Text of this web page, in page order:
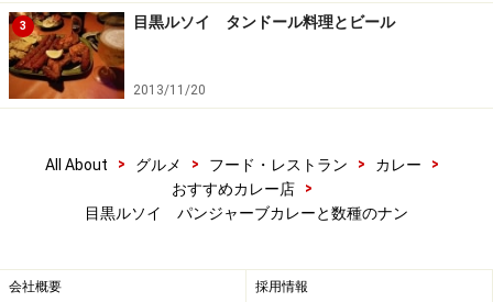
逃せないカレー3品、チリマトンは限定カレ
ー、無いときはチリチキンを
ダルマクニはウルド豆とラジマ豆をバターとミルクで仕
上げたカレーです。ダルマッカニーのというメニュー名
カニーという名はバターのブランド名からきていると聞
3 目黒ルソイ タンドール料理とビール
2013/11/20
All About > グルメ > フード・レストラン > カレー
>
おすすめカレー店
>
目黒ルソイ パンジャーブカレーと数種のナン
会社概要 採用情報